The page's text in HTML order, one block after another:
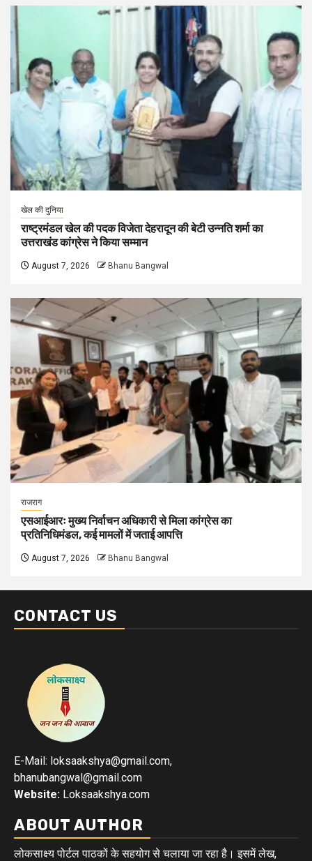
खेल की दुनिया
राष्ट्रमंडल खेल की पदक विजेता देहरादून की बेटी उन्नति शर्मा का
उत्तराखंड कांग्रेस ने किया सम्मान
August 7, 2026 Bhanu Bangwal
राजराग
एसआईआरः मुख्य निर्वाचन अधिकारी से मिला कांग्रेस का
प्रतिनिधिमंडल, कई मामलों में जताई आपत्ति
August 7, 2026 Bhanu Bangwal
CONTACT US
E-Mail: loksaakshya@gmail.com,
bhanubangwal@gmail.com
Website: Loksaakshya.com
ABOUT AUTHOR
लोकसाक्ष्य पोर्टल पाठकों के सहयोग से चलाया जा रहा है। इसमें लेख,